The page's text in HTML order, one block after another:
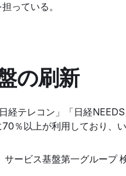
っている。
の刷新
経テレコン」「日経
％以上が利用しており、
ービス基盤第一グループ